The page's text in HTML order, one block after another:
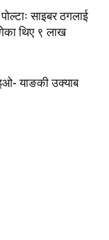
साइबर ठगलाई
थिए ९ लाख
याङकी उक्याब